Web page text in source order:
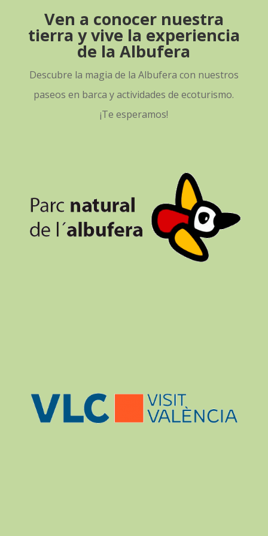
Ven a conocer nuestra
tierra y vive la experiencia
de la Albufera
Descubre la magia de la Albufera con nuestros
paseos en barca y actividades de ecoturismo.
¡Te esperamos!